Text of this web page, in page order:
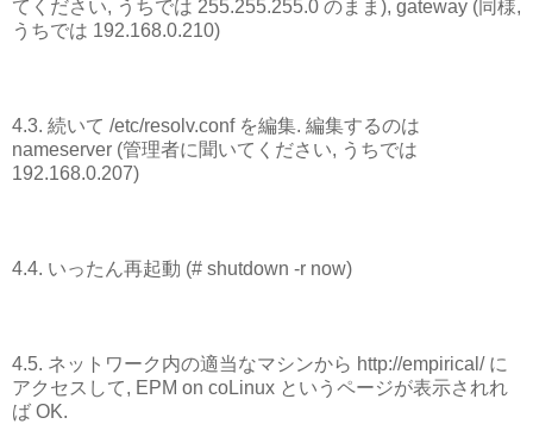
てください, うちでは 255.255.255.0 のまま), gateway (同様,
うちでは 192.168.0.210)
4.3. 続いて /etc/resolv.conf を編集. 編集するのは
nameserver (管理者に聞いてください, うちでは
192.168.0.207)
4.4. いったん再起動 (# shutdown -r now)
4.5. ネットワーク内の適当なマシンから http://empirical/ に
アクセスして, EPM on coLinux というページが表示されれ
ば OK.